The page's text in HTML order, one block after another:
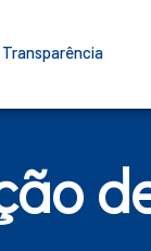
Transparência